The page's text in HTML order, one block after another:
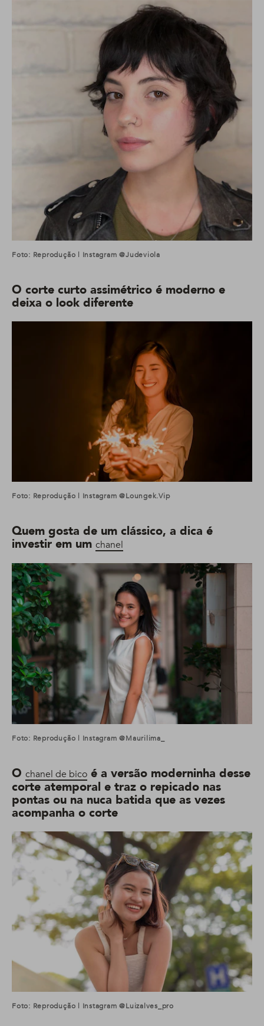
Foto: Reprodução | Instagram @judeviola
O corte curto assimétrico é moderno e
deixa o look diferente
Foto: Reprodução | Instagram @loungek.vip
Quem gosta de um clássico, a dica é
investir em um chanel
Foto: Reprodução | Instagram @maurilima_
O chanel de bico é a versão moderninha desse
corte atemporal e traz o repicado nas
pontas ou na nuca batida que as vezes
acompanha o corte
Foto: Reprodução | Instagram @luizalves_pro